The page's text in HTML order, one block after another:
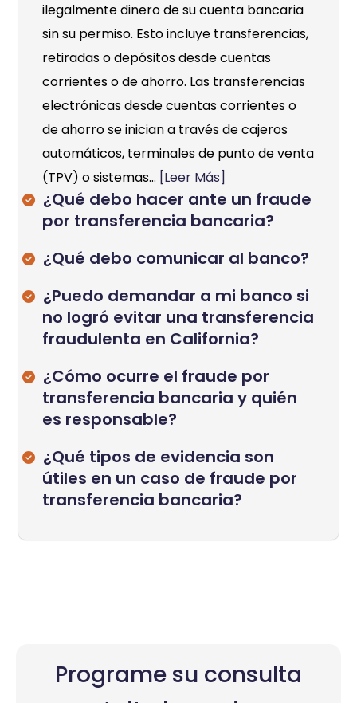
ilegalmente dinero de su cuenta bancaria
sin su permiso. Esto incluye transferencias,
retiradas o depósitos desde cuentas
corrientes o de ahorro. Las transferencias
electrónicas desde cuentas corrientes o
de ahorro se inician a través de cajeros
automáticos, terminales de punto de venta
(TPV) o sistemas... [Leer Más]
¿Qué debo hacer ante un fraude
por transferencia bancaria?
¿Qué debo comunicar al banco?
¿Puedo demandar a mi banco si
no logró evitar una transferencia
fraudulenta en California?
¿Cómo ocurre el fraude por
transferencia bancaria y quién
es responsable?
¿Qué tipos de evidencia son
útiles en un caso de fraude por
transferencia bancaria?
Programe su consulta